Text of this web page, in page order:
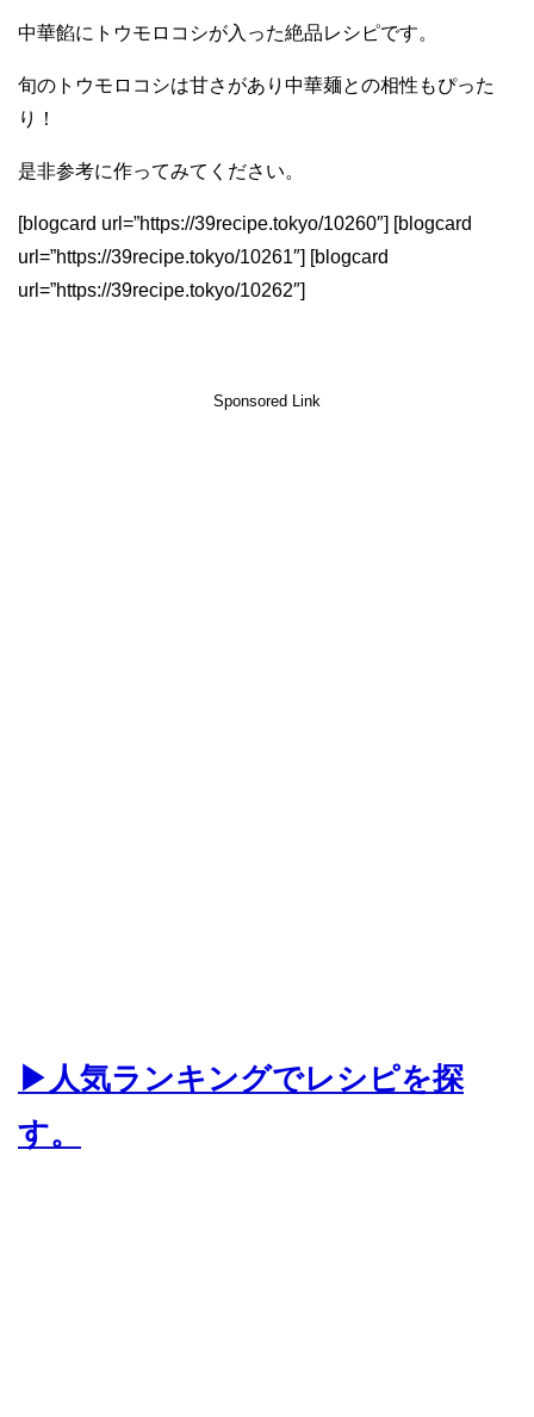
中華餡にトウモロコシが入った絶品レシピです。
旬のトウモロコシは甘さがあり中華麺との相性もぴった
り！
是非参考に作ってみてください。
[blogcard url=”https://39recipe.tokyo/10260″] [blogcard
url=”https://39recipe.tokyo/10261″] [blogcard
url=”https://39recipe.tokyo/10262″]
Sponsored Link
▶人気ランキングでレシピを探
す。